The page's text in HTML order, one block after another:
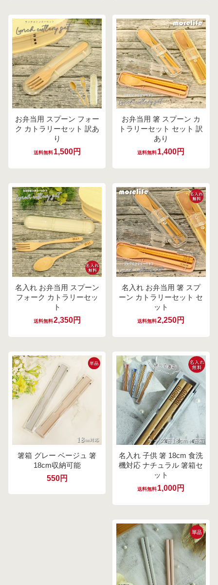
お弁当用 スプーン フォー
ク カトラリーセット 訳あ
り
送料無料 1,500円
お弁当用 箸 スプーン カ
トラリーセット セット 訳
あり
送料無料 1,400円
名入れ お弁当用 スプーン
フォーク カトラリーセッ
ト
送料無料2,350円
名入れ お弁当用 箸 スプ
ーン カトラリーセット セ
ット
送料無料2,250円
箸箱 グレー ベージュ 箸
18cm収納可能
550円
名入れ 子供 箸 18cm 食洗
機対応 ナチュラル 箸箱セ
ット
送料無料 1,000円